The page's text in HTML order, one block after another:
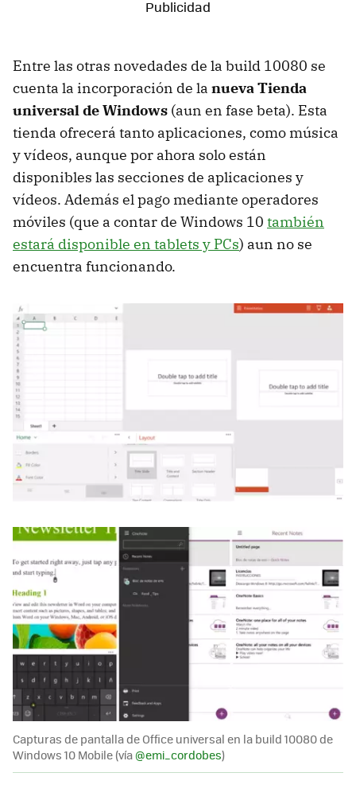
Entre las otras novedades de la build 10080 se
cuenta la incorporación de la nueva Tienda
universal de Windows (aun en fase beta). Esta
tienda ofrecerá tanto aplicaciones, como música
y vídeos, aunque por ahora solo están
disponibles las secciones de aplicaciones y
vídeos. Además el pago mediante operadores
móviles (que a contar de Windows 10 también
estará disponible en tablets y PCs) aun no se
encuentra funcionando.
Capturas de pantalla de Office universal en la build 10080 de
Windows 10 Mobile (vía@emi_cordobes)